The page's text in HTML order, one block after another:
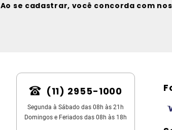
Ao se cadastrar, você concorda com
(11) 2955-1000
Segunda à Sábado das 08h às 21h
Domingos e Feriados das 08h às 18h